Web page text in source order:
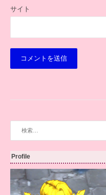
サイト
Profile